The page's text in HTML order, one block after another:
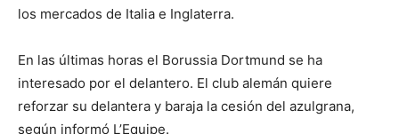
los mercados de Italia e Inglaterra.
En las últimas horas el Borussia Dortmund se ha
interesado por el delantero. El club alemán quiere
reforzar su delantera y baraja la cesión del azulgrana,
según informó L’Equipe.